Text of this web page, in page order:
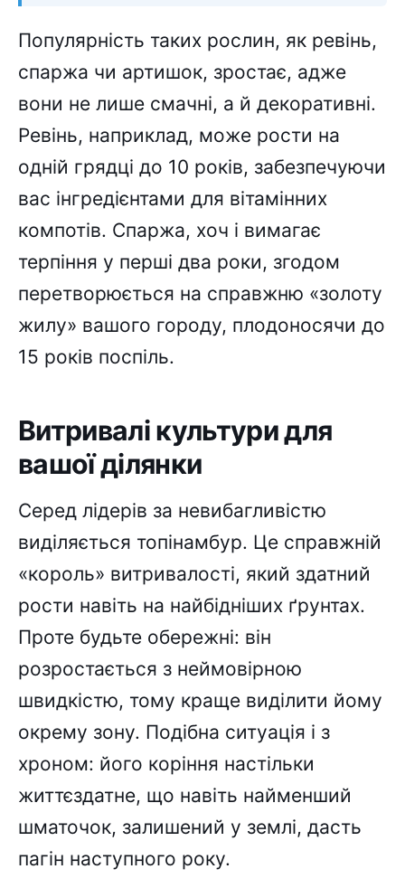
Популярність таких рослин, як ревінь,
спаржа чи артишок, зростає, адже
вони не лише смачні, а й декоративні.
Ревінь, наприклад, може рости на
одній грядці до 10 років, забезпечуючи
вас інгредієнтами для вітамінних
компотів. Спаржа, хоч і вимагає
терпіння у перші два роки, згодом
перетворюється на справжню «золоту
жилу» вашого городу, плодоносячи до
15 років поспіль.
Витривалі культури для
вашої ділянки
Серед лідерів за невибагливістю
виділяється топінамбур. Це справжній
«король» витривалості, який здатний
рости навіть на найбідніших ґрунтах.
Проте будьте обережні: він
розростається з неймовірною
швидкістю, тому краще виділити йому
окрему зону. Подібна ситуація і з
хроном: його коріння настільки
життєздатне, що навіть найменший
шматочок, залишений у землі, дасть
пагін наступного року.